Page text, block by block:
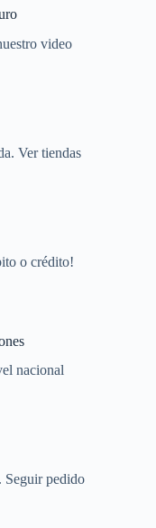
video
Ver tiendas
o crédito!
nacional
pedido